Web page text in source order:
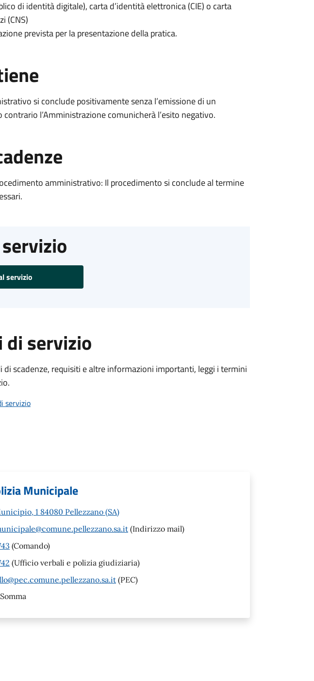
di identità digitale), carta d’identità elettronica (CIE) o carta
(CNS)
prevista per la presentazione della pratica.
si conclude positivamente senza l’emissione di un
l’Amministrazione comunicherà l’esito negativo.
amministrativo: Il procedimento si conclude al termine
servizio
di servizio
di scadenze, requisiti e altre informazioni importanti, leggi i termini
servizio
Municipale
1 84080 Pellezzano (SA)
(Indirizzo mail)
(Comando)
(Ufficio verbali e polizia giudiziaria)
(PEC)
Somma